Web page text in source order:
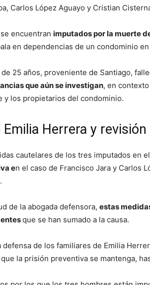
Carlos López Aguayo y Cristian
encuentran imputados por la muerte
en dependencias de un condominio
de 25 años, proveniente de Santiago,
que aún se investigan, en
y los propietarios del condominio.
Emilia Herrera y
cautelares de los tres imputados en
en el caso de Francisco Jara y Carlos
de la abogada defensora, estas
que se han sumado a la causa.
defensa de los familiares de Emilia
la prisión preventiva se mantenga,